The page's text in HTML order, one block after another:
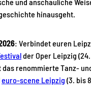
und anschauliche
hinausgeht.
: Verbindet euren
der Oper Leipzig
das renommierte Tanz-
euro-scene Leipzig (3. bis